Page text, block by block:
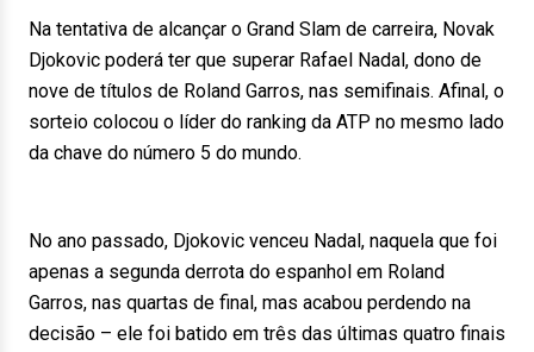
Na tentativa de alcançar o Grand Slam de carreira, Novak
Djokovic poderá ter que superar Rafael Nadal, dono de
nove de títulos de Roland Garros, nas semifinais. Afinal, o
sorteio colocou o líder do ranking da ATP no mesmo lado
da chave do número 5 do mundo.
No ano passado, Djokovic venceu Nadal, naquela que foi
apenas a segunda derrota do espanhol em Roland
Garros, nas quartas de final, mas acabou perdendo na
decisão – ele foi batido em três das últimas quatro finais